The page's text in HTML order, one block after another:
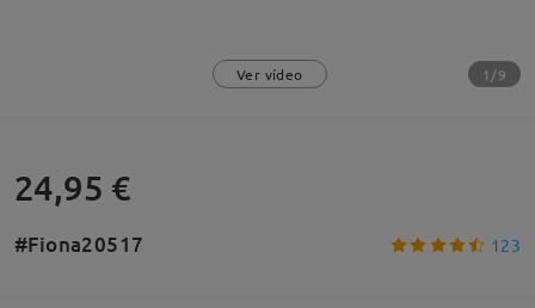
Ver vídeo 1/9
24,95 €
#Fiona20517 123